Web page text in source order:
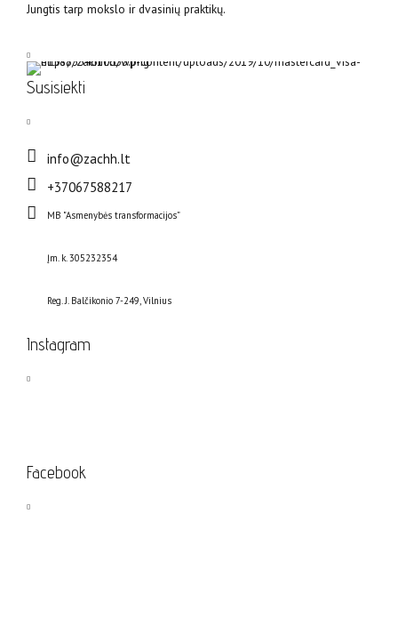
Jungtis tarp mokslo ir dvasinių praktikų.
Susisiekti
info@zachh.lt
+37067588217
MB "Asmenybės transformacijos”
Įm. k. 305232354
Reg. J. Balčikonio 7-249, Vilnius
Instagram
Facebook